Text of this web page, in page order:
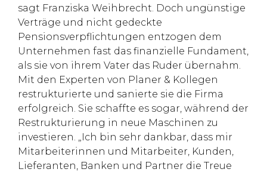
sagt Franziska Weihbrecht. Doch ungünstige
Verträge und nicht gedeckte
Pensionsverpflichtungen entzogen dem
Unternehmen fast das finanzielle Fundament,
als sie von ihrem Vater das Ruder übernahm.
Mit den Experten von Planer & Kollegen
restrukturierte und sanierte sie die Firma
erfolgreich. Sie schaffte es sogar, während der
Restrukturierung in neue Maschinen zu
investieren. „Ich bin sehr dankbar, dass mir
Mitarbeiterinnen und Mitarbeiter, Kunden,
Lieferanten, Banken und Partner die Treue